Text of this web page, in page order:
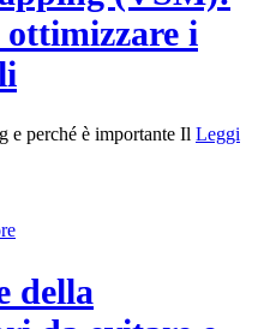
ottimizzare i
e perché è importante Il Leggi
della